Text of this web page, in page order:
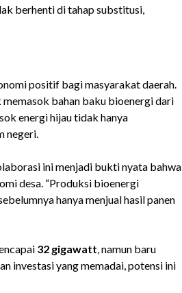
berhenti di tahap substitusi,
positif bagi masyarakat daerah.
memasok bahan baku bioenergi dari
energi hijau tidak hanya
negeri.
ini menjadi bukti nyata bahwa
desa. “Produksi bioenergi
hanya menjual hasil panen
32 gigawatt , namun baru
investasi yang memadai, potensi ini